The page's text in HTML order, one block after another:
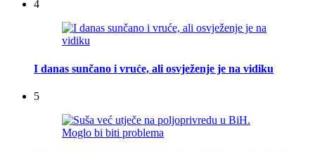
4
I danas sunčano i vruće, ali osvježenje je na vidiku
5